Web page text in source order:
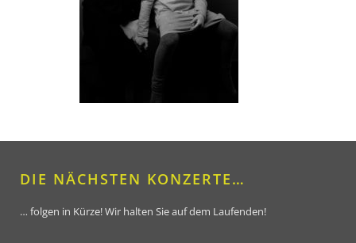
DIE NÄCHSTEN KONZERTE…
… folgen in Kürze! Wir halten Sie auf dem Laufenden!